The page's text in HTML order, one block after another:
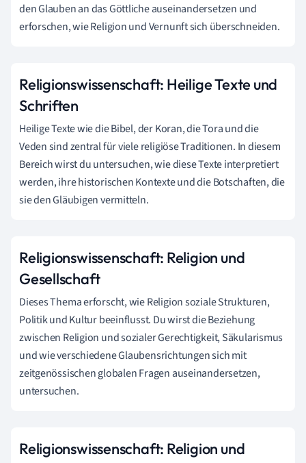
den Glauben an das Göttliche auseinandersetzen und
erforschen, wie Religion und Vernunft sich überschneiden.
Religionswissenschaft: Heilige Texte und
Schriften
Heilige Texte wie die Bibel, der Koran, die Tora und die
Veden sind zentral für viele religiöse Traditionen. In diesem
Bereich wirst du untersuchen, wie diese Texte interpretiert
werden, ihre historischen Kontexte und die Botschaften, die
sie den Gläubigen vermitteln.
Religionswissenschaft: Religion und
Gesellschaft
Dieses Thema erforscht, wie Religion soziale Strukturen,
Politik und Kultur beeinflusst. Du wirst die Beziehung
zwischen Religion und sozialer Gerechtigkeit, Säkularismus
und wie verschiedene Glaubensrichtungen sich mit
zeitgenössischen globalen Fragen auseinandersetzen,
untersuchen.
Religionswissenschaft: Religion und